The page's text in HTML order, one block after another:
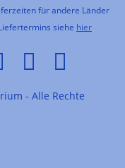
für andere Länder
siehe hier
- Alle Rechte